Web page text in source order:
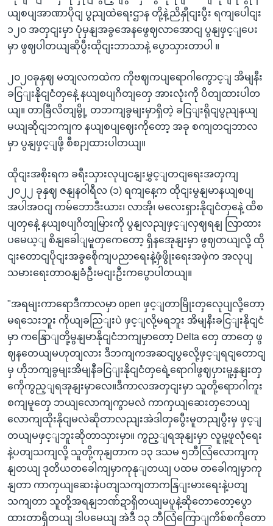
ယျစပျအာဏာပိုငျ ပွညျထဲရေးဌာန တို့နဲ့ညိနှီုငျးပွီး ရကျပေါငျး
၁၂၀ အတှငျးမှာ ပုံမှနျအခွအေနဖွေဈလာအောငျ ပွနျဖှင့ျပေး
မှာ ဖွဈပါတယျဆိုပွီးထိုငျးဘာသာနဲ့ ပွောသှားတာပါ ။
၂၀၂၀ခုနှဈ မတျလကထဲက ကိုဗဈကပျရောဂါကွောင့ျ အိမျနီး
ခငြျးနိုငျငံတှနေဲ့ နယျစပျဂိတျတှေ အားလုံးကို ပိတျထားပါတ
ယျ။ တာခြီလိတျမွို့ တဘကျခွမျးမှာရှိတဲ့ ခငြျးရိုငျပွညျနယျ
မယျဆိုငျဘကျက နယျစပျဈေးကိုတော့ အခု စကျတငျဘာလ
မှာ ပွနျဖှင့ျဖို့ စီစဉျထားပါတယျ။
ထိုငျးအစိုးရက ခရီးသှားလုပျငနျးမွှင့ျတငျရေးအတှကျ
၂၀၂၂ ခုနှဈ ဇနျနဝါရီလ (၁) ရကျနေ့က ထိုငျးမွနျမာနယျစပျ
အပါအဝငျ ကမ်ဘောဒီးယား၊ လာအို၊ မလေးရှားနိုငျငံတှနေဲ့ ထိစ
ပျတှနေဲ့ နယျစပျဂိတျမြားကို ပွနျလညျဖှင့ျလှဈရနျ လြာထား
ပမေယ့ျ စိနျခေါျမူတှကေတော့ ရှိနအေုနျးမှာ ဖွဈတယျလို့ ထို
ငျးတောငျပိုငျးအခွစေိုကျပညာရေးနဲ့ဖှံဖွိုးရေးအဖှဲက အလုပျ
သမားရေးတာဝနျခံဦးမငျးဦးကပွောပါတယျ။
"အရမျးကာရောဒီကာလမှာ open ဖှင့ျတာမြိုးတှလေုပျလို့တော့
မရသေးဘူး ကိုယျခညြျးပဲ ဖှင့ျလို့မရဘူး အိမျနီးခငြျးနိုငျငံ
မှာ ကနြောျတို့မွနျမာနိုငျငံဘကျမှာတော့ Delta တှေ တာတှေ ဖွ
ဈနတေယျမဟုတျလား ဒီဘကျကအဆငျပွလေို့ဖှင့ျရငျတောငျ
မှ ဟိုဘကျခွမျးအိမျနီခငြျးနိုငျငံတှရေဲ့ရောဂါဖွဈပှားမူ့နှနျးတှ
ကေိုကွည့ျရအုနျးမှာလေ။ဒီကာလအတှငျးမှာ သူတို့ရောာဂါကူး
စကျမူတှေ ဘယျလောကျကွာမလဲ ကာကှယျဆေးတှဘေယျ
လောကျထိုးနိုငျမလဲဆိုတာလညျးအဲဒါတှပွေီးမူတညျပွီးမှ ဖှင့ျ
တယျမဖှင့ျဘူးဆိုတာသှားမှာ။ ကွည့ျရအုနျးမှာ လူမူ့ဖူလုံရေး
နဲ့ပတျသကျလို့ သူတို့ကုနျတာက ၁၃ ဒသမ ၅ဘီလြံလောကျကု
နျတယျ ဒုတိယတခေါကျမှာကုနုျတယျ ပထမ တခေါကျမှာကု
နျတာ ကာကှယျဆေးနဲပတျသကျတာကနြျးမားရေးနဲ့ပတျ
သကျတာ သူတို့အရနျဘဏ်ဍာရှိတယျမပူနဲ့ဆိုတောတော့ပွော
ထားတာရှိတယျ ဒါပမေယျ အဲဒီ ၁၃ ဘီလြံကြောျကိစ်စကိုတော